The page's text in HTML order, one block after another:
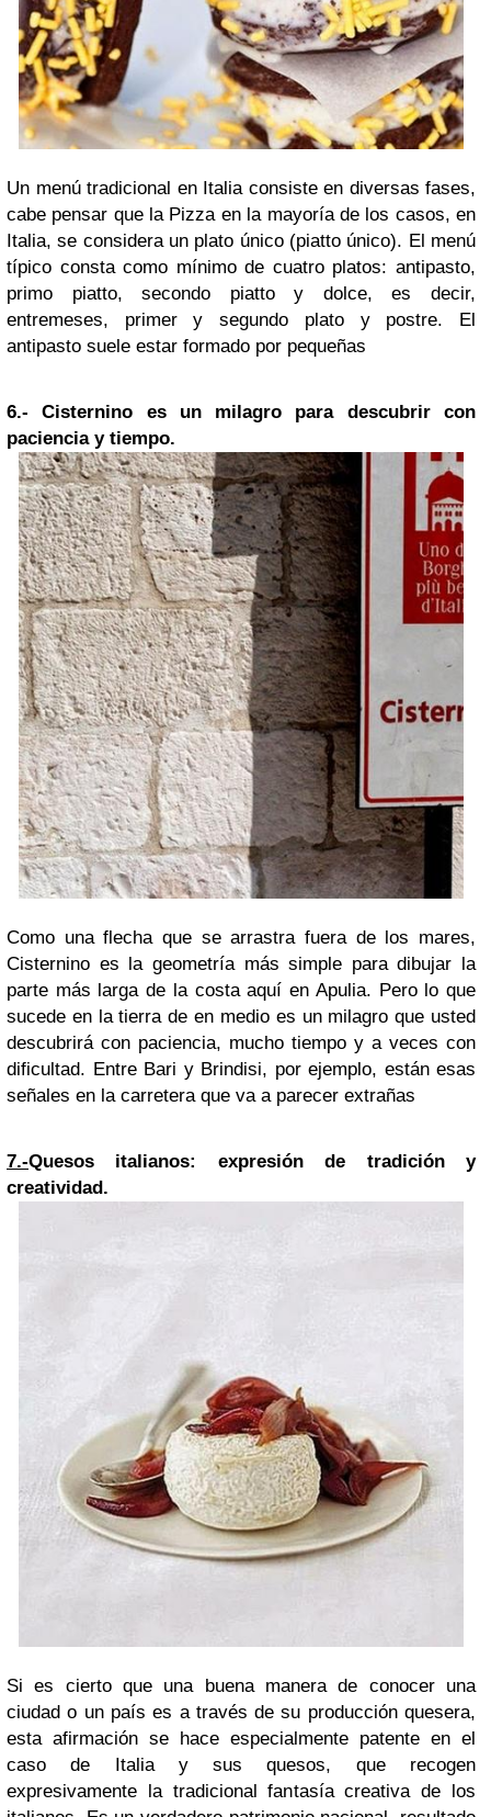
Un menú tradicional en Italia consiste en diversas fases,
cabe pensar que la Pizza en la mayoría de los casos, en
Italia, se considera un plato único (piatto único). El menú
típico consta como mínimo de cuatro platos: antipasto,
primo piatto, secondo piatto y dolce, es decir,
entremeses, primer y segundo plato y postre. El
antipasto suele estar formado por pequeñas
6.-Cisternino es un milagro para descubrir con
paciencia y tiempo.
Como una flecha que se arrastra fuera de los mares,
Cisternino es la geometría más simple para dibujar la
parte más larga de la costa aquí en Apulia. Pero lo que
sucede en la tierra de en medio es un milagro que usted
descubrirá con paciencia, mucho tiempo y a veces con
dificultad. Entre Bari y Brindisi, por ejemplo, están esas
señales en la carretera que va a parecer extrañas
7.-Quesos italianos: expresión de tradición y
creatividad.
Si es cierto que una buena manera de conocer una
ciudad o un país es a través de su producción quesera,
esta afirmación se hace especialmente patente en el
caso de Italia y sus quesos, que recogen
expresivamente la tradicional fantasía creativa de los